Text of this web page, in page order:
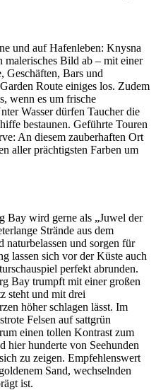
und auf Hafenleben: Knysna
Bild ab – mit einer
Geschäften, Bars und
Route einiges los. Zudem
wenn es um frische
Wasser dürfen Taucher die
bestaunen. Geführte Touren
An diesem zauberhaften Ort
aller prächtigsten Farben um
Bay wird gerne als „Juwel der
Strände aus dem
naturbelassen und sorgen für
lassen sich vor der Küste auch
perfekt abrunden.
Bay trumpft mit einer großen
steht und mit drei
höher schlagen lässt. Im
Felsen auf sattgrün
einen tollen Kontrast zum
hier hunderte von Seehunden
zu zeigen. Empfehlenswert
Sand, wechselnden
ist.